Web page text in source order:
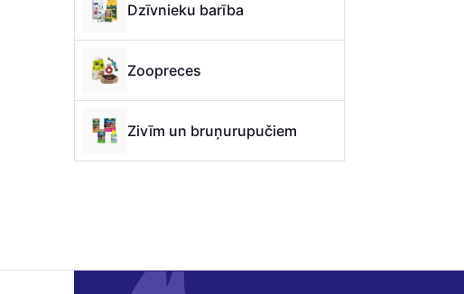
Dzīvnieku barība
Zoopreces
Zivīm un bruņurupučiem